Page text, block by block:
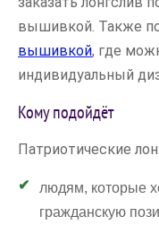
вышивкой. Также
вышивкой, где
индивидуальный
Кому подойдёт
Патриотические
людям, которые
гражданскую